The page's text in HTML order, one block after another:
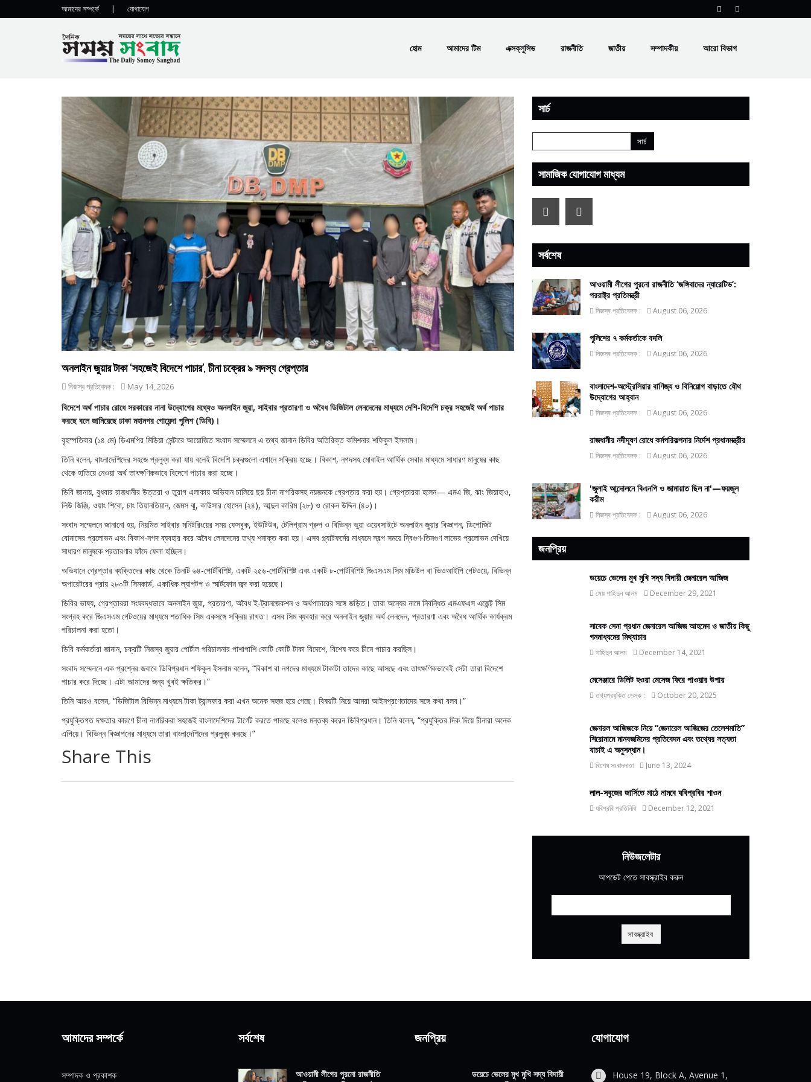
আমাদের সম্পর্কে | যোগাযোগ
হোম আমাদের টিম এক্সক্লুসিভ রাজনীতি জাতীয় সম্পাদকীয় আরো বিভাগ
অনলাইন জুয়ার টাকা ‘সহজেই বিদেশে পাচার’, চীনা চক্রের ৯ সদস্য গ্রেপ্তার
নিজস্ব প্রতিবেদক : May 14, 2026
বিদেশে অর্থ পাচার রোধে সরকারের নানা উদ্যোগের মধ্যেও অনলাইন জুয়া, সাইবার প্রতারণা ও অবৈধ ডিজিটাল লেনদেনের মাধ্যমে দেশি-বিদেশি চক্র সহজেই অর্থ পাচার
করছে বলে জানিয়েছে ঢাকা মহানগর গোয়েন্দা পুলিশ (ডিবি)।
বৃহস্পতিবার (১৪ মে) ডিএমপির মিডিয়া সেন্টারে আয়োজিত সংবাদ সম্মেলনে এ তথ্য জানান ডিবির অতিরিক্ত কমিশনার শফিকুল ইসলাম।
তিনি বলেন, বাংলাদেশিদের সহজে প্রলুব্ধ করা যায় বলেই বিদেশি চক্রগুলো এখানে সক্রিয় হচ্ছে। বিকাশ, নগদসহ মোবাইল আর্থিক সেবার মাধ্যমে সাধারণ মানুষের কাছ
থেকে হাতিয়ে নেওয়া অর্থ তাৎক্ষণিকভাবে বিদেশে পাচার করা হচ্ছে।
ডিবি জানায়, বুধবার রাজধানীর উত্তরা ও তুরাগ এলাকায় অভিযান চালিয়ে ছয় চীনা নাগরিকসহ নয়জনকে গ্রেপ্তার করা হয়। গ্রেপ্তাররা হলেন— এমএ জি, ঝাং জিয়াহাও,
লিউ জিঞ্জি, ওয়াং শিবো, চাং তিয়ানতিয়ান, জেমস ঝু, কাউসার হোসেন (২৪), আব্দুল কারিম (২৮) ও রোকন উদ্দিন (৪০)।
সংবাদ সম্মেলনে জানানো হয়, নিয়মিত সাইবার মনিটরিংয়ের সময় ফেসবুক, ইউটিউব, টেলিগ্রাম গ্রুপ ও বিভিন্ন ভুয়া ওয়েবসাইটে অনলাইন জুয়ার বিজ্ঞাপন, ডিপোজিট
বোনাসের প্রলোভন এবং বিকাশ-নগদ ব্যবহার করে অবৈধ লেনদেনের তথ্য শনাক্ত করা হয়। এসব প্ল্যাটফর্মের মাধ্যমে স্বল্প সময়ে দ্বিগুণ-তিনগুণ লাভের প্রলোভন দেখিয়ে
সাধারণ মানুষকে প্রতারণার ফাঁদে ফেলা হচ্ছিল।
অভিযানে গ্রেপ্তার ব্যক্তিদের কাছ থেকে তিনটি ৬৪-পোর্টবিশিষ্ট, একটি ২৫৬-পোর্টবিশিষ্ট এবং একটি ৮-পোর্টবিশিষ্ট জিএসএম সিম মডিউল বা ভিওআইপি গেটওয়ে, বিভিন্ন
অপারেটরের প্রায় ২৮০টি সিমকার্ড, একাধিক ল্যাপটপ ও স্মার্টফোন জব্দ করা হয়েছে।
ডিবির ভাষ্য, গ্রেপ্তাররা সংঘবদ্ধভাবে অনলাইন জুয়া, প্রতারণা, অবৈধ ই-ট্রানজেকশন ও অর্থপাচারের সঙ্গে জড়িত। তারা অন্যের নামে নিবন্ধিত এমএফএস এজেন্ট সিম
সংগ্রহ করে জিএসএম গেটওয়ের মাধ্যমে শতাধিক সিম একসঙ্গে সক্রিয় রাখত। এসব সিম ব্যবহার করে অনলাইন জুয়ার অর্থ লেনদেন, প্রতারণা এবং অবৈধ আর্থিক কার্যক্রম
পরিচালনা করা হতো।
ডিবি কর্মকর্তারা জানান, চক্রটি নিজস্ব জুয়ার পোর্টাল পরিচালনার পাশাপাশি কোটি কোটি টাকা বিদেশে, বিশেষ করে চীনে পাচার করছিল।
সংবাদ সম্মেলনে এক প্রশ্নের জবাবে ডিবিপ্রধান শফিকুল ইসলাম বলেন, “বিকাশ বা নগদের মাধ্যমে টাকাটা তাদের কাছে আসছে এবং তাৎক্ষণিকভাবেই সেটা তারা বিদেশে
পাচার করে দিচ্ছে। এটা আমাদের জন্য খুবই ক্ষতিকর।”
তিনি আরও বলেন, “ডিজিটাল বিভিন্ন মাধ্যমে টাকা ট্রান্সফার করা এখন অনেক সহজ হয়ে গেছে। বিষয়টি নিয়ে আমরা আইনপ্রণেতাদের সঙ্গে কথা বলব।”
প্রযুক্তিগত দক্ষতার কারণে চীনা নাগরিকরা সহজেই বাংলাদেশিদের টার্গেট করতে পারছে বলেও মন্তব্য করেন ডিবিপ্রধান। তিনি বলেন, “প্রযুক্তির দিক দিয়ে চীনারা অনেক
এগিয়ে। বিভিন্ন বিজ্ঞাপনের মাধ্যমে তারা বাংলাদেশিদের প্রলুব্ধ করছে।”
Share This
সার্চ
সামাজিক যোগাযোগ মাধ্যম
সর্বশেষ
আওয়ামী লীগের পুরনো রাজনীতি ‘জঙ্গিবাদের ন্যারেটিভ’:
পররাষ্ট্র প্রতিমন্ত্রী
নিজস্ব প্রতিবেদক : August 06, 2026
পুলিশের ৭ কর্মকর্তাকে বদলি
নিজস্ব প্রতিবেদক : August 06, 2026
বাংলাদেশ-অস্ট্রেলিয়ার বাণিজ্য ও বিনিয়োগ বাড়াতে যৌথ
উদ্যোগের আহ্বান
নিজস্ব প্রতিবেদক : August 06, 2026
রাজধানীর নদীদূষণ রোধে কর্মপরিকল্পনার নির্দেশ প্রধানমন্ত্রীর
নিজস্ব প্রতিবেদক : August 06, 2026
'জুলাই আন্দোলনে বিএনপি ও জামায়াত ছিল না'—ফয়জুল
করীম
নিজস্ব প্রতিবেদক : August 06, 2026
জনপ্রিয়
ডয়েচে ভেলের মুখ মুখি সদ্য বিদায়ী জেনারেল আজিজ
মোঃ শাহিদুন আলম December 29, 2021
সাবেক সেনা প্রধান জেনারেল আজিজ আহমেদ ও জাতীয় কিছু
গনমাধ্যমের মিথ্যাচার
শাহিদুন আলম December 14, 2021
মেসেঞ্জারে ডিলিট হওয়া মেসেজ ফিরে পাওয়ার উপায়
তথ্যপ্রযুক্তি ডেস্ক : October 20, 2025
জেনারল আজিজকে নিয়ে “জেনারেল আজিজের তেলেশমাতি”
শিরোনামে মানবজমিনের প্রতিবেদন এবং তথ্যের সত্যতা
যাচাই এ অনুসন্ধান।
বিশেষ সংবাদদাতা June 13, 2024
লাল-সবুজের জার্সিতে মাঠে নামবে যবিপ্রবির শাওন
যবিপ্রবি প্রতিনিধি December 12, 2021
নিউজলেটার
আপডেট পেতে সাবস্ক্রাইব করুন
আমাদের সম্পর্কে
সম্পাদক ও প্রকাশক
সর্বশেষ
আওয়ামী লীগের পুরনো রাজনীতি
জনপ্রিয়
ডয়েচে ভেলের মুখ মুখি সদ্য বিদায়ী
যোগাযোগ
House 19, Block A, Avenue 1,